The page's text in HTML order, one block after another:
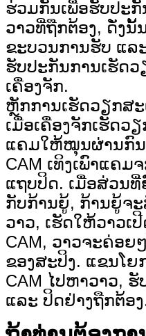
ຮ່ວມກັນເພື່ອຮັບປະ
ວາວທີ່ຖືກຕ້ອງ, ດັ່ງນັ້
ຂະບວນການຮັບ ແລ
ຮັບປະກັນການເຮັດວ
ເຄື່ອງຈັກ.
ຫຼັກການເຮັດວຽກສະ
ເມື່ອເຄື່ອງຈັກເຮັດວ
ແຄມໃຫ້ໝຸນຜ່ານກົນ
CAM ເທິງເພົາແຄ
ແຖບປິດ. ເມື່ອສ່ວນ
ກັບກ້ານຍູ້, ກ້ານຍູ້ຈ
ວາວ, ເຮັດໃຫ້ວາວ
CAM, ວາວຈະຄ່ອຍ
ຂອງສະປິງ. ແຂນໂ
CAM ໄປຫາວາວ,
ແລະ ປິດຢ່າງຖືກຕ້ອງ